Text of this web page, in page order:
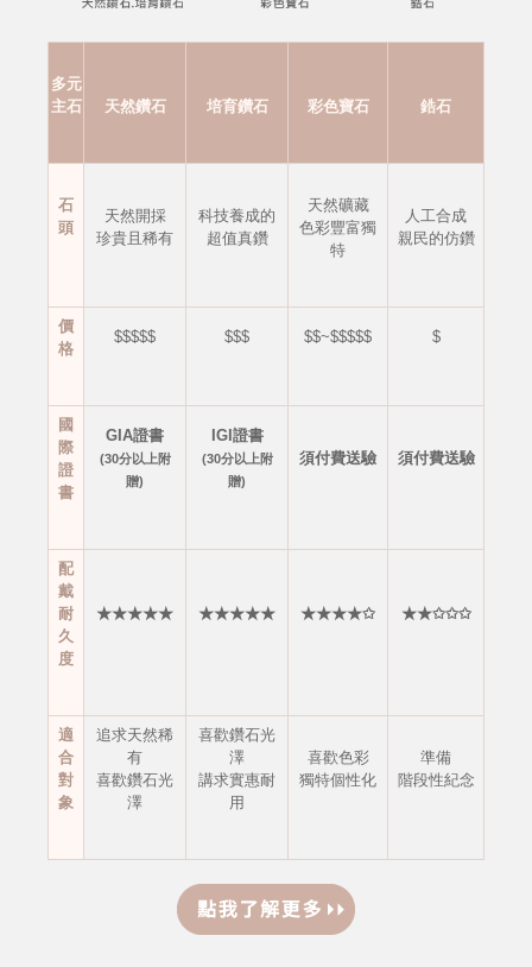
多元
主石
天然鑽石 培育鑽石 彩色寶石 鋯石
石
頭
天然開採
珍貴且稀有
科技養成的
超值真鑽
天然礦藏
色彩豐富獨
特
人工合成
親民的仿鑽
價
格
$$$$$ $$$ $$~$$$$$ $
國
際
證
書
GIA證書
(30分以上附
贈)
IGI證書
(30分以上附
贈)
須付費送驗 須付費送驗
配
戴
耐
久
度
★★★★★ ★★★★★ ★★★★✩ ★★✩✩✩
適
合
對
象
追求天然稀
有
喜歡鑽石光
澤
喜歡鑽石光
澤
講求實惠耐
用
喜歡色彩
獨特個性化
準備
階段性紀念